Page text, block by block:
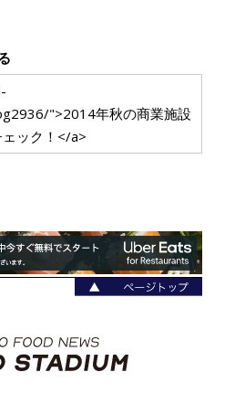
">2014年秋の商業施設
ック！</a>